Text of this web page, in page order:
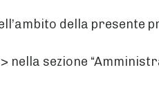
della presente
sezione